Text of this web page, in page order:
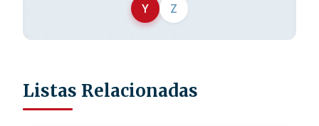
Y
Z
Listas Relacionadas